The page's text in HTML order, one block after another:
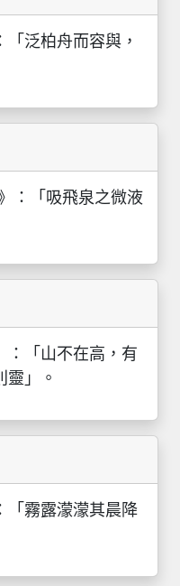
「泛柏舟而容與，
：「吸飛泉之微液
：「山不在高，有
」。
「霧露濛濛其晨降